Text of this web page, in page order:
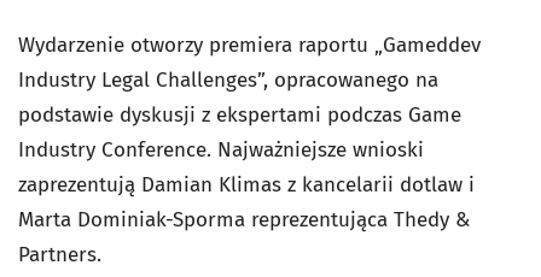
Wydarzenie otworzy premiera raportu „Gameddev
Industry Legal Challenges”, opracowanego na
podstawie dyskusji z ekspertami podczas Game
Industry Conference. Najważniejsze wnioski
zaprezentują Damian Klimas z kancelarii dotlaw i
Marta Dominiak-Sporma reprezentująca Thedy &
Partners.